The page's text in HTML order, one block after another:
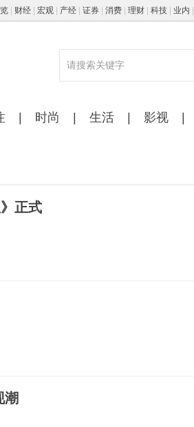
| 财经| 宏观| 产经| 证券| 消费| 理财| 科技| 业内
时尚 生活 影视
正式
潮